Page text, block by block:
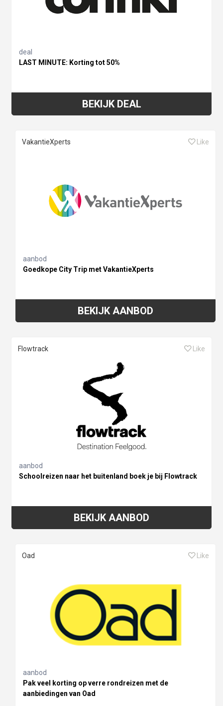
deal
LAST MINUTE: Korting tot 50%
BEKIJK DEAL
VakantieXperts Like
aanbod
Goedkope City Trip met VakantieXperts
BEKIJK AANBOD
Flowtrack Like
aanbod
Schoolreizen naar het buitenland boek je bij Flowtrack
BEKIJK AANBOD
Oad Like
aanbod
Pak veel korting op verre rondreizen met de
aanbiedingen van Oad